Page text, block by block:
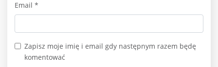
Email *
Zapisz moje imię i email gdy następnym razem będę
komentować